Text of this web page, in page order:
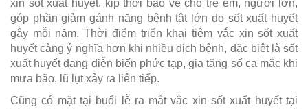
xin sốt xuất huyết, kịp thời bảo vệ cho trẻ em, người lớn,
góp phần giảm gánh nặng bệnh tật lớn do sốt xuất huyết
gây mỗi năm. Thời điểm triển khai tiêm vắc xin sốt xuất
huyết càng ý nghĩa hơn khi nhiều dịch bệnh, đặc biệt là sốt
xuất huyết đang diễn biến phức tạp, gia tăng số ca mắc khi
mưa bão, lũ lụt xảy ra liên tiếp.
Cũng có mặt tại buổi lễ ra mắt vắc xin sốt xuất huyết tại